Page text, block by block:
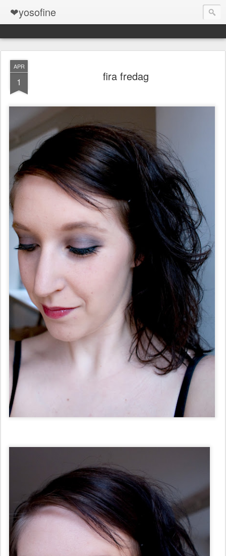
❤yosofine
APR
1 fira fredag